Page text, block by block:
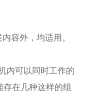
容外，均适用。
可以同时工作的
在几种这样的组